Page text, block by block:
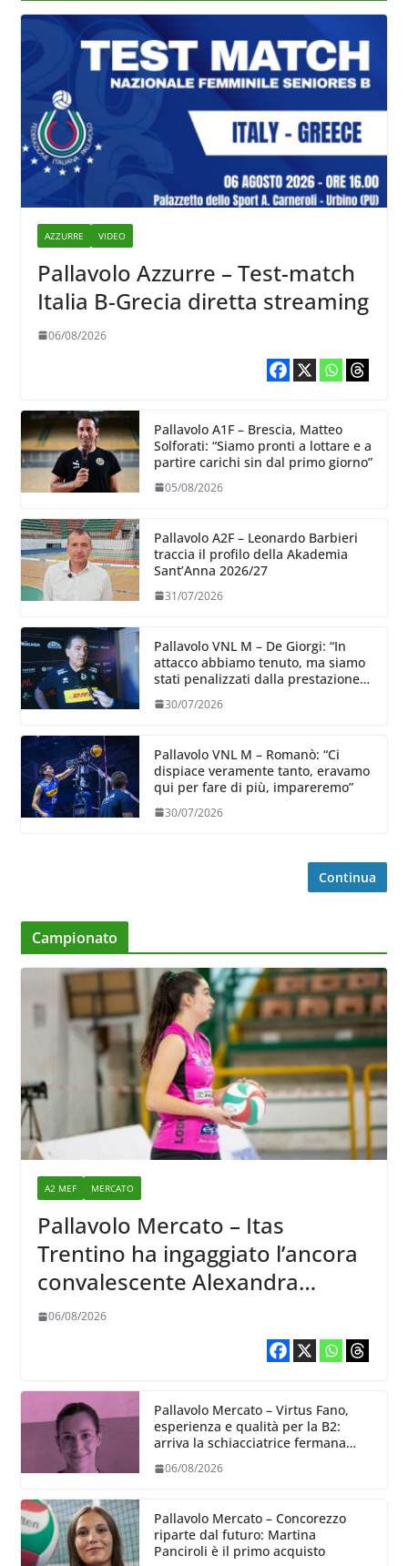
AZZURRE VIDEO
Pallavolo Azzurre – Test-match
Italia B-Grecia diretta streaming
06/08/2026
Pallavolo A1F – Brescia, Matteo
Solforati: “Siamo pronti a lottare e a
partire carichi sin dal primo giorno”
05/08/2026
Pallavolo A2F – Leonardo Barbieri
traccia il profilo della Akademia
Sant’Anna 2026/27
31/07/2026
Pallavolo VNL M – De Giorgi: “In
attacco abbiamo tenuto, ma siamo
stati penalizzati dalla prestazione
30/07/2026
Pallavolo VNL M – Romanò: “Ci
dispiace veramente tanto, eravamo
qui per fare di più, impareremo”
30/07/2026
Continua
Campionato
A2 MEF MERCATO
Pallavolo Mercato – Itas
Trentino ha ingaggiato l’ancora
convalescente Alexandra
Ravarini
06/08/2026
Pallavolo Mercato – Virtus Fano,
esperienza e qualità per la B2:
arriva la schiacciatrice fermana
06/08/2026
Pallavolo Mercato – Concorezzo
riparte dal futuro: Martina
Panciroli è il primo acquisto